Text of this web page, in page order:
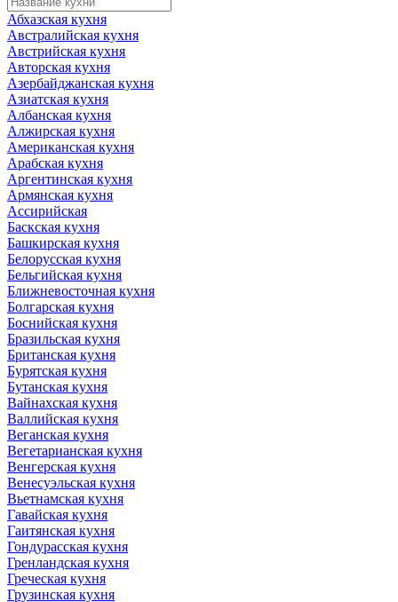
Абхазская кухня
Австралийская кухня
Австрийская кухня
Авторская кухня
Азербайджанская кухня
Азиатская кухня
Албанская кухня
Алжирская кухня
Американская кухня
Арабская кухня
Аргентинская кухня
Армянская кухня
Ассирийская
Баскская кухня
Башкирская кухня
Белорусская кухня
Бельгийская кухня
Ближневосточная кухня
Болгарская кухня
Боснийская кухня
Бразильская кухня
Британская кухня
Бурятская кухня
Бутанская кухня
Вайнахская кухня
Валлийская кухня
Веганская кухня
Вегетарианская кухня
Венгерская кухня
Венесуэльская кухня
Вьетнамская кухня
Гавайская кухня
Гаитянская кухня
Гондурасская кухня
Гренландская кухня
Греческая кухня
Грузинская кухня